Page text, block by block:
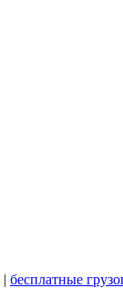
| бесплатные